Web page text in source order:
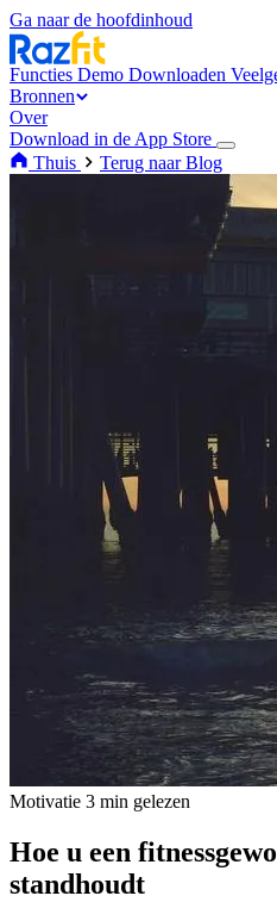
Ga naar de hoofdinhoud
Functies Demo Downloaden
Bronnen
Over
Download in de App Store
Thuis
Terug naar Blog
Motivatie 3 min gelezen
Hoe u een
standhoudt